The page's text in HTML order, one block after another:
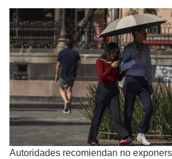
Autoridades recomiendan no